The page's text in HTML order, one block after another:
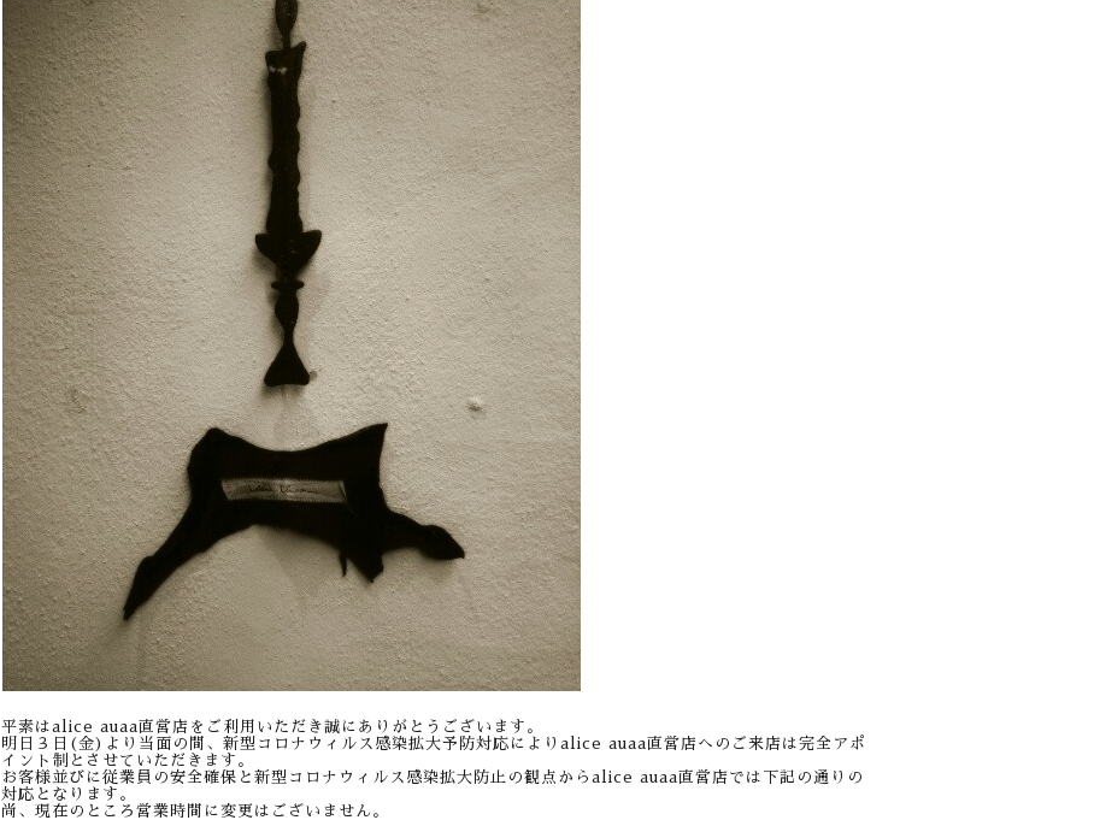
平素はalice auaa直営店をご利用いただき誠にありがとうございます。
明日３日(金)より当面の間、新型コロナウィルス感染拡大予防対応によりalice auaa直営店へのご来店は完全アポ
イント制とさせていただきます。
お客様並びに従業員の安全確保と新型コロナウィルス感染拡大防止の観点からalice auaa直営店では下記の通りの
対応となります。
尚、現在のところ営業時間に変更はございません。